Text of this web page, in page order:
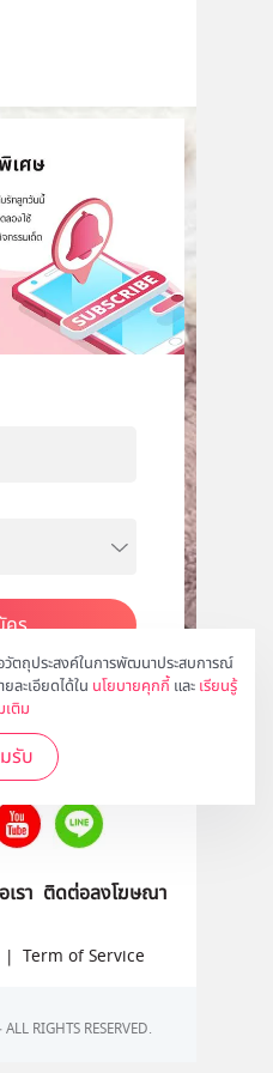
ตถุประสงค์ในการพัฒนาประสบการณ์
ละเอียดได้ใน นโยบายคุกกี้ และ เรียนรู้
เติม
รับ
ร
ราได้ที่
รา ติดต่อลงโฆษณา
| Term of Service
RIGHTS RESERVED.